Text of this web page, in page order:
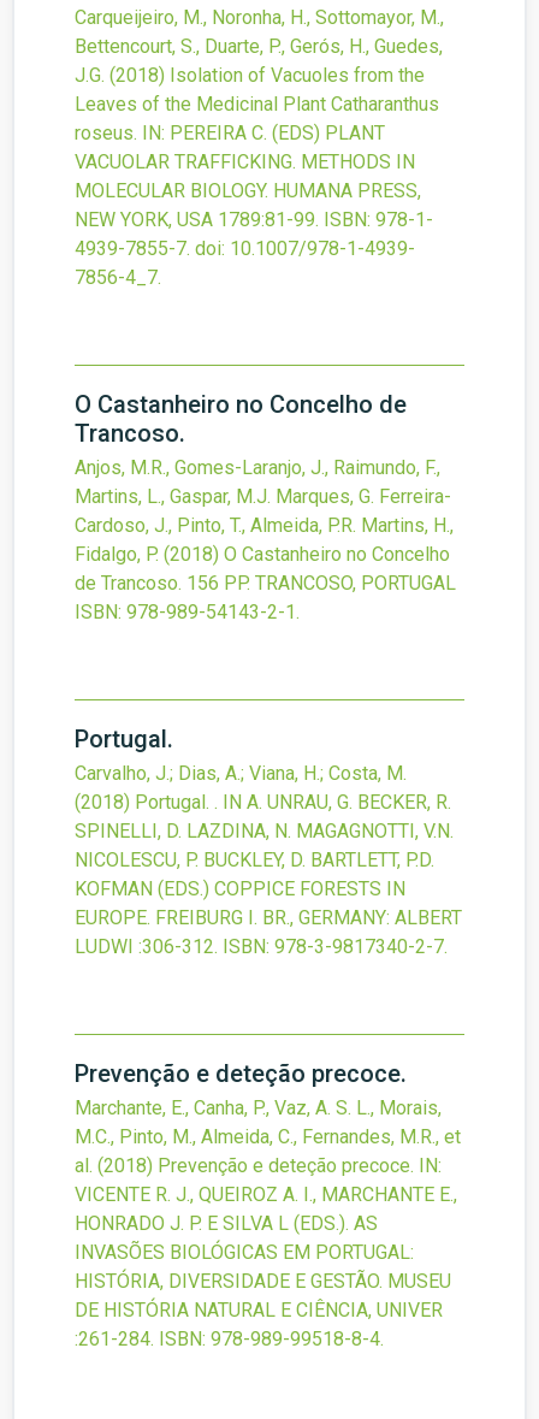
Carqueijeiro, M., Noronha, H., Sottomayor, M.,
Bettencourt, S., Duarte, P., Gerós, H., Guedes,
J.G. (2018) Isolation of Vacuoles from the
Leaves of the Medicinal Plant Catharanthus
roseus.
IN: PEREIRA C. (EDS) PLANT
VACUOLAR TRAFFICKING. METHODS IN
MOLECULAR BIOLOGY. HUMANA PRESS,
NEW YORK, USA 1789:81-99. ISBN: 978-1-
4939-7855-7. doi: 10.1007/978-1-4939-
7856-4_7.
O Castanheiro no Concelho de
Trancoso.
Anjos, M.R., Gomes-Laranjo, J., Raimundo, F.,
Martins, L., Gaspar, M.J. Marques, G. Ferreira-
Cardoso, J., Pinto, T., Almeida, P.R. Martins, H.,
Fidalgo, P. (2018) O Castanheiro no Concelho
de Trancoso. 156 PP. TRANCOSO, PORTUGAL
ISBN: 978-989-54143-2-1.
Portugal.
Carvalho, J.; Dias, A.; Viana, H.; Costa, M.
(2018) Portugal. . IN A. UNRAU, G. BECKER, R.
SPINELLI, D. LAZDINA, N. MAGAGNOTTI, V.N.
NICOLESCU, P. BUCKLEY, D. BARTLETT, P.D.
KOFMAN (EDS.) COPPICE FORESTS IN
EUROPE. FREIBURG I. BR., GERMANY: ALBERT
LUDWI :306-312. ISBN: 978-3-9817340-2-7.
Prevenção e deteção precoce.
Marchante, E., Canha, P., Vaz, A. S. L., Morais,
M.C., Pinto, M., Almeida, C., Fernandes, M.R., et
al. (2018) Prevenção e deteção precoce.
IN:
VICENTE R. J., QUEIROZ A. I., MARCHANTE E.,
HONRADO J. P. E SILVA L (EDS.). AS
INVASÕES BIOLÓGICAS EM PORTUGAL:
HISTÓRIA, DIVERSIDADE E GESTÃO. MUSEU
DE HISTÓRIA NATURAL E CIÊNCIA, UNIVER
:261-284. ISBN: 978-989-99518-8-4.